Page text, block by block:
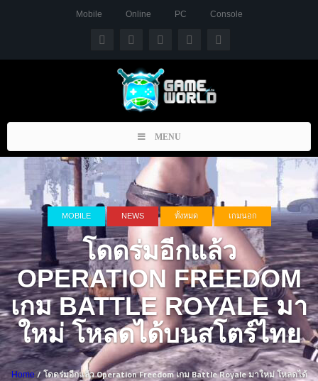
Mobile Online PC Console
Toggle
navigation
MENU
MOBILE NEWS ทั้งหมด เกมนอก
โดดร่มอีกแล้ว
OPERATION FREEDOM
เกม BATTLE ROYALE มา
ใหม่ โหลดได้บนสโตร์ไทย
Home/ โดดร่มอีกแล้ว Operation Freedom เกม Battle Royale มาใหม่ โหลดได้